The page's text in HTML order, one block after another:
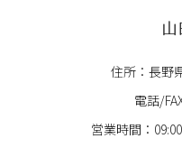
山
住所：長野
電話/
営業時間：